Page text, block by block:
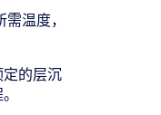
温度，
的层沉